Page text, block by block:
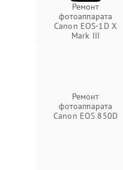
Ремонт
фотоаппарата
Canon EOS‑1D X
Mark III
Ремонт
фотоаппарата
Canon EOS 850D